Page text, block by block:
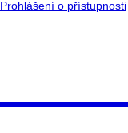
Prohlášení o přístupnosti